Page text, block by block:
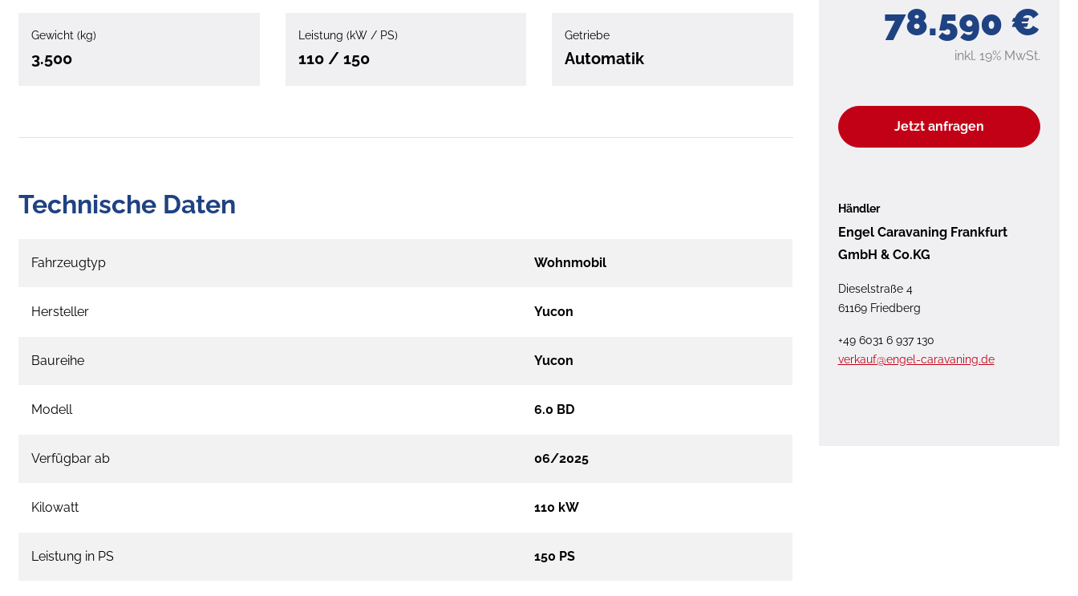
78.590 €
inkl. 19% MwSt.
Jetzt anfragen
Händler
Engel Caravaning Frankfurt
GmbH & Co.KG
Dieselstraße 4
61169 Friedberg
+49 6031 6 937 130
verkauf@engel-caravaning.de
Gewicht (kg)
3.500
Leistung (kW / PS)
110 / 150
Getriebe
Automatik
Technische Daten
Fahrzeugtyp Wohnmobil
Hersteller Yucon
Baureihe Yucon
Modell 6.0 BD
Verfügbar ab 06/2025
Kilowatt 110 kW
Leistung in PS 150 PS